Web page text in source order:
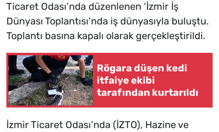
Ticaret Odası’nda düzenlenen ‘İzmir İş
Dünyası Toplantısı’nda iş dünyasıyla buluştu.
Toplantı basına kapalı olarak gerçekleştirildi.
Rögara düşen kedi
itfaiye ekibi
tarafından kurtarıldı
İzmir Ticaret Odası’nda (İZTO), Hazine ve